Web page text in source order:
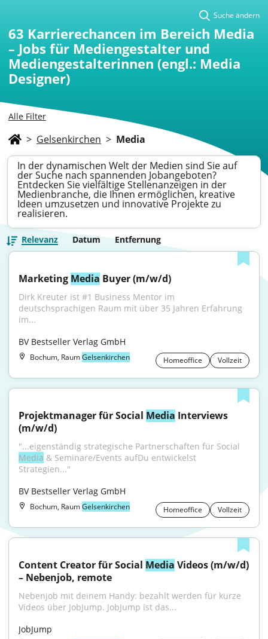
Alle Filter
Suche ändern
63 Karrierechancen im Bereich Media
– Jobs für Mediengestalter und
Mediengestalterinnen (engl.: Media
Designer)
> Gelsenkirchen > Media
In der dynamischen Welt der Medien sind Sie auf
der Suche nach spannenden Jobangeboten?
Entdecken Sie vielfältige Stellenanzeigen in der
Medienbranche, die Ihnen ermöglichen, kreative
Ideen umzusetzen und innovative Projekte zu
realisieren.
Relevanz Datum Entfernung
Marketing Media Buyer (m/w/d)
Dirk Kreuter ist #1 Business Mentor im
deutschsprachigen Raum mit über 35 Jahren Erfahrung
im...
BV Bestseller Verlag GmbH
Bochum, RaumGelsenkirchen Homeoffice Vollzeit
Projektmanager für Social Media Interviews
(m/w/d)
Media & Seminare/Events aufDu entwickelst
Strategien..."
BV Bestseller Verlag GmbH
Bochum, RaumGelsenkirchen Homeoffice Vollzeit
Content Creator für Social Media Videos (m/w/d)
– Nebenjob, remote
Nebenjob mit deinem Handy: bezahlt werden für kurze
Videos über JobJump. JobJump ist das...
JobJump